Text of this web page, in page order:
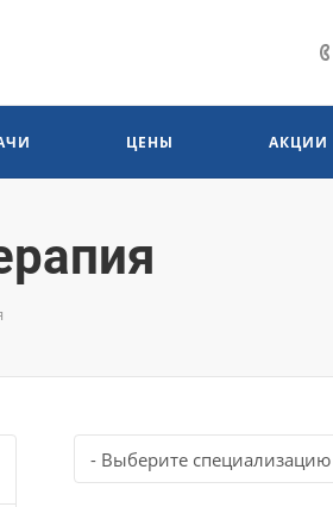
ЦЕНЫ АКЦИИ
- Выберите специализацию